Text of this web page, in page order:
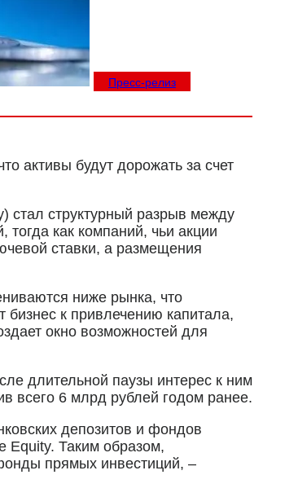
Пресс-релиз
активы будут дорожать за счет
структурный разрыв между
как компаний, чьи акции
ставки, а размещения
ниже рынка, что
бизнес к привлечению капитала,
окно возможностей для
длительной паузы интерес к ним
всего 6 млрд рублей годом ранее.
депозитов и фондов
Equity. Таким образом,
прямых инвестиций, –